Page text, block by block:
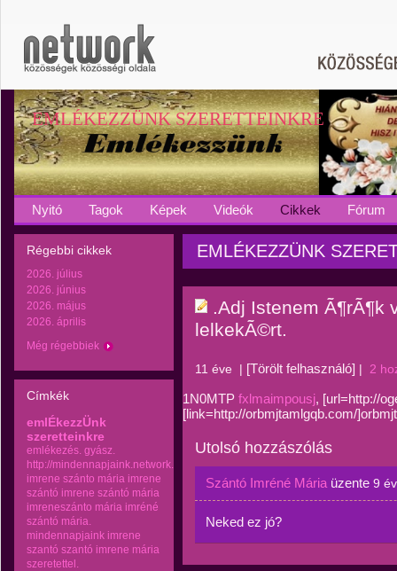
EMLÉKEZZÜNK SZERETTEINKRE
Nyitó Tagok Képek Videók Cikkek Fórum
Régebbi cikkek
2026. július
2026. június
2026. május
2026. április
Még régebbiek
Címkék
emlÉkezzÜnk
szeretteinkre
emlékezés. gyász.
http://mindennapjaink.network.hu
imrene szánto mária imrene
szántó imrene szántó mária
imreneszánto mária imréné
szántó mária.
mindennapjaink imrene
szantó szantó imrene mária
szeretettel.
EMLÉKEZZÜNK
.Adj Istenem Ã¶rÃ¶k
lelkekÃ©rt.
11 éve | [Törölt felhasználó] | 2
1N0MTP fxlmaimpousj, [url=http://
[link=http://orbmjtamlgqb.com/
Utolsó hozzászólás
Szántó Imréné Mária üzente 9
Neked ez jó?